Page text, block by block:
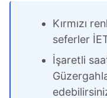
Kırmızı
seferler
İşaretli